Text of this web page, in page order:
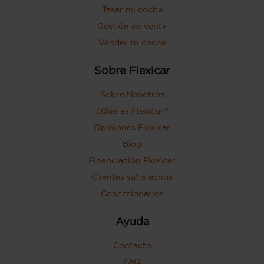
pasajero) con bisagras delanteras
Puerta trasera con portón
Tasar mi coche
Gestión de venta
Vender tu coche
Sobre Flexicar
Sobre Nosotros
¿Qué es Flexicar?
Opiniones Flexicar
Blog
Financiación Flexicar
Clientes satisfechos
Concesionarios
Ayuda
Contacto
FAQ